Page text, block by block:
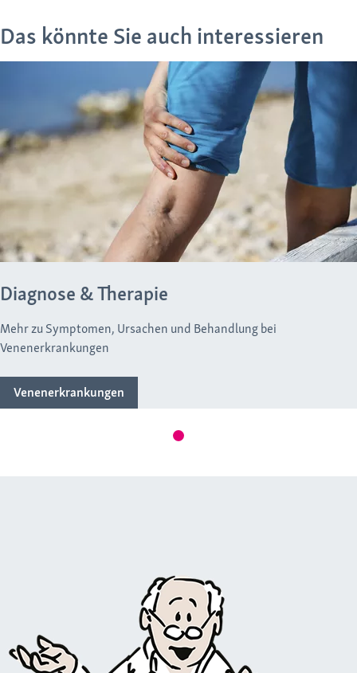
Das könnte Sie auch interessieren
Diagnose & Therapie
Mehr zu Symptomen, Ursachen und Behandlung bei
Venenerkrankungen
Venenerkrankungen